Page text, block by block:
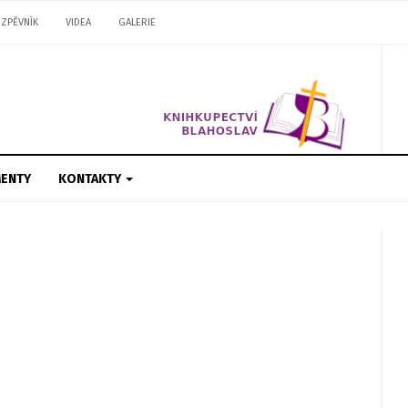
ZPĚVNÍK VIDEA GALERIE
KONTAKTY